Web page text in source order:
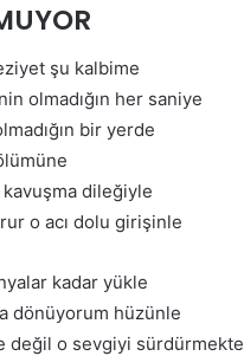
şu kalbime
olmadığın her saniye
bir yerde
dileğiyle
o acı dolu girişinle
kadar yükle
dönüyorum hüzünle
değil o sevgiyi sürdürmekte